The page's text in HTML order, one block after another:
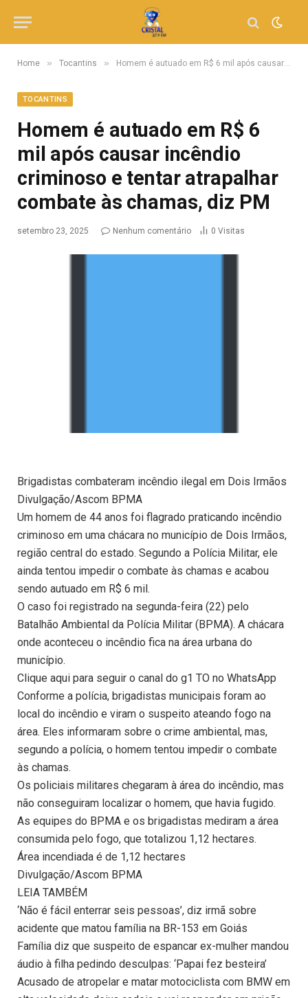
Home » Tocantins » Homem é autuado em R$ 6 mil após causar incêndio criminoso e tentar atrapalhar combate às chamas, diz PM
TOCANTINS
Homem é autuado em R$ 6
mil após causar incêndio
criminoso e tentar atrapalhar
combate às chamas, diz PM
setembro 23, 2025 Nenhum comentário 0 Visitas
Brigadistas combateram incêndio ilegal em Dois Irmãos
Divulgação/Ascom BPMA
Um homem de 44 anos foi flagrado praticando incêndio
criminoso em uma chácara no município de Dois Irmãos,
região central do estado. Segundo a Polícia Militar, ele
ainda tentou impedir o combate às chamas e acabou
sendo autuado em R$ 6 mil.
O caso foi registrado na segunda-feira (22) pelo
Batalhão Ambiental da Polícia Militar (BPMA). A chácara
onde aconteceu o incêndio fica na área urbana do
município.
Clique aqui para seguir o canal do g1 TO no WhatsApp
Conforme a polícia, brigadistas municipais foram ao
local do incêndio e viram o suspeito ateando fogo na
área. Eles informaram sobre o crime ambiental, mas,
segundo a polícia, o homem tentou impedir o combate
às chamas.
Os policiais militares chegaram à área do incêndio, mas
não conseguiram localizar o homem, que havia fugido.
As equipes do BPMA e os brigadistas mediram a área
consumida pelo fogo, que totalizou 1,12 hectares.
Área incendiada é de 1,12 hectares
Divulgação/Ascom BPMA
LEIA TAMBÉM
‘Não é fácil enterrar seis pessoas’, diz irmã sobre
acidente que matou família na BR-153 em Goiás
Família diz que suspeito de espancar ex-mulher mandou
áudio à filha pedindo desculpas: ‘Papai fez besteira’
Acusado de atropelar e matar motociclista com BMW em